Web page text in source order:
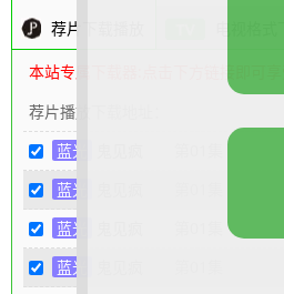
荐片下载播放
本站专属下载器:点击下方链接即可
荐片播放下载地址：
蓝光
蓝光
蓝光
蓝光